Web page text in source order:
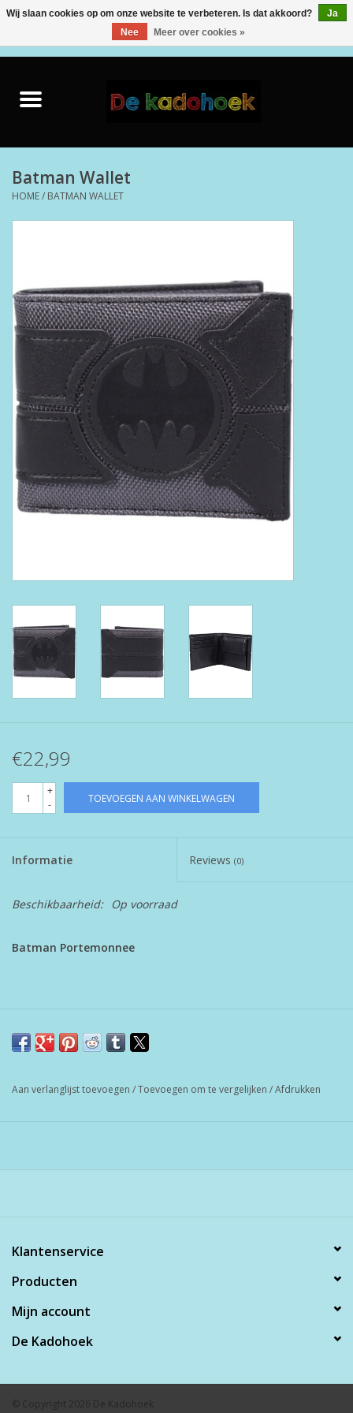
Creatief
Back to School
Boeken
Puzzels & Spellen
Collectables
Wannahaves
Wens & Postkaarten
Feest
Merken
Batman Wallet
HOME/ BATMAN WALLET
€22,99
+
-
TOEVOEGEN AAN WINKELWAGEN
Informatie Reviews (0)
Beschikbaarheid: Op voorraad
Batman Portemonnee
Aan verlanglijst toevoegen /Toevoegen om te vergelijken /Afdrukken
Klantenservice
Producten
Mijn account
De Kadohoek
© Copyright 2026 De Kadohoek
Wij slaan cookies op om onze website te verbeteren. Is dat akkoord?
Ja
Nee
Meer over cookies »